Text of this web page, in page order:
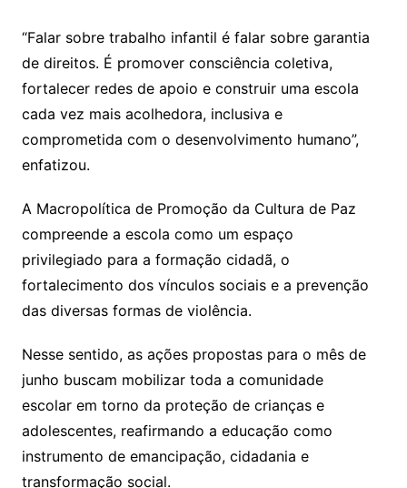
“Falar sobre trabalho infantil é falar sobre garantia
de direitos. É promover consciência coletiva,
fortalecer redes de apoio e construir uma escola
cada vez mais acolhedora, inclusiva e
comprometida com o desenvolvimento humano”,
enfatizou.
A Macropolítica de Promoção da Cultura de Paz
compreende a escola como um espaço
privilegiado para a formação cidadã, o
fortalecimento dos vínculos sociais e a prevenção
das diversas formas de violência.
Nesse sentido, as ações propostas para o mês de
junho buscam mobilizar toda a comunidade
escolar em torno da proteção de crianças e
adolescentes, reafirmando a educação como
instrumento de emancipação, cidadania e
transformação social.